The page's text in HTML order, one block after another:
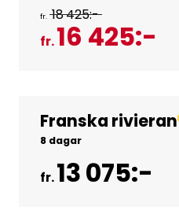
fr. 18 425:-
fr.16 425:-
Gruppresor
Franska rivieran
8 dagar
fr.13 075:-